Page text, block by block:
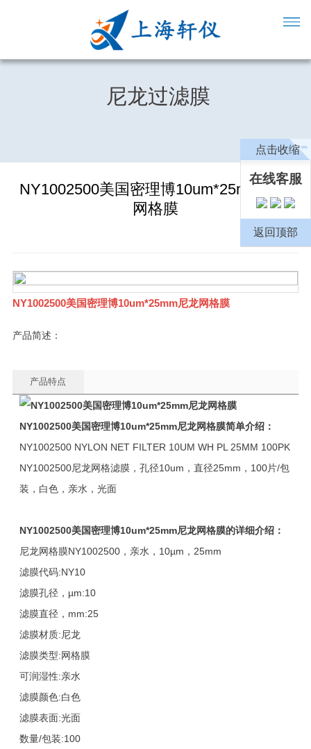
尼龙过滤膜
NY1002500美国密理博10um*25mm尼龙
网格膜
NY1002500美国密理博10um*25mm尼龙网格膜
产品简述：
产品特点
NY1002500美国密理博10um*25mm尼龙网格膜简单介绍：
NY1002500 NYLON NET FILTER 10UM WH PL 25MM 100PK
NY1002500尼龙网格滤膜，孔径10um，直径25mm，100片/包
装，白色，亲水，光面
NY1002500美国密理博10um*25mm尼龙网格膜的详细介绍：
尼龙网格膜NY1002500，亲水，10µm，25mm
滤膜代码:NY10
滤膜孔径，µm:10
滤膜直径，mm:25
滤膜材质:尼龙
滤膜类型:网格膜
可润湿性:亲水
滤膜颜色:白色
滤膜表面:光面
数量/包装:100
点击收缩
在线客服
返回顶部